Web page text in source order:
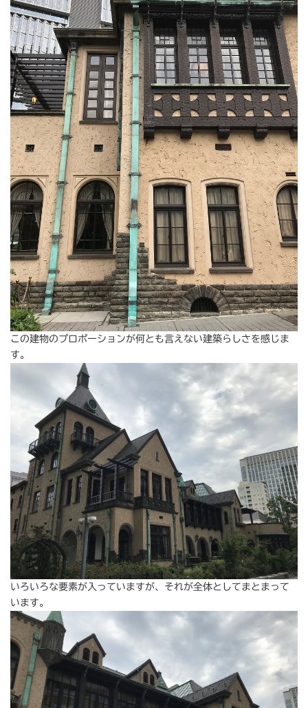
この建物のプロポーションが何とも言えない建築らしさを感じま
す。
いろいろな要素が入っていますが、それが全体としてまとまって
います。